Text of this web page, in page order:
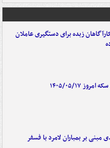
زبده برای دستگیری عاملان
۱۴۰۵/۰۵/۱۷
مبنی بر بمباران لامرد با فسفر